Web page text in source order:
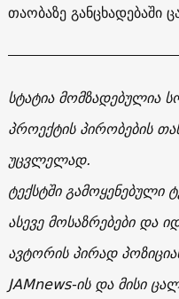
თაობაზე განცხადებაში
სტატია მომზადებულია
პროექტის პირობების
უცვლელად.
ტექსტში გამოყენებული
ასევე მოსაზრებები და
ავტორის პირად
JAMnews-ის და მისი